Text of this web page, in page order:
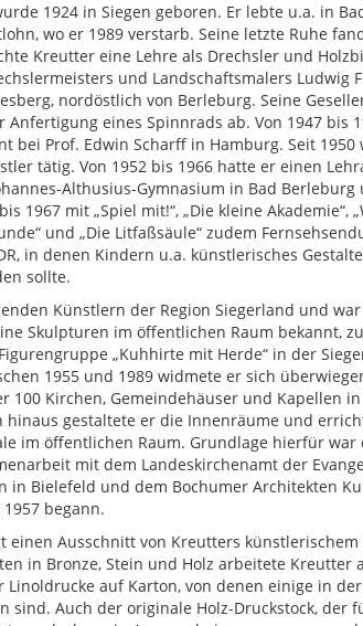
1924 in Siegen geboren. Er lebte u.a. in
wo er 1989 verstarb. Seine letzte Ruhe
Kreutter eine Lehre als Drechsler und
und Landschaftsmalers Ludwig
nordöstlich von Berleburg. Seine
Anfertigung eines Spinnrads ab. Von 1947 bis
bei Prof. Edwin Scharff in Hamburg. Seit 1950
tätig. Von 1952 bis 1966 hatte er einen
Althusius-Gymnasium in Bad Berleburg
1967 mit „Spiel mit!“, „Die kleine Akademie“,
und „Die Litfaßsäule“ zudem
in denen Kindern u.a. künstlerisches
sollte.
Künstlern der Region Siegerland und war
Skulpturen im öffentlichen Raum bekannt,
„Kuhhirte mit Herde“ in der
1955 und 1989 widmete er sich
100 Kirchen, Gemeindehäuser und Kapellen
hinaus gestaltete er die Innenräume und
im öffentlichen Raum. Grundlage hierfür war
mit dem Landeskirchenamt der
in Bielefeld und dem Bochumer Architekten
begann.
einen Ausschnitt von Kreutters künstlerischem
in Bronze, Stein und Holz arbeitete Kreutter
Linoldrucke auf Karton, von denen einige in der
sind. Auch der originale Holz-Druckstock, der